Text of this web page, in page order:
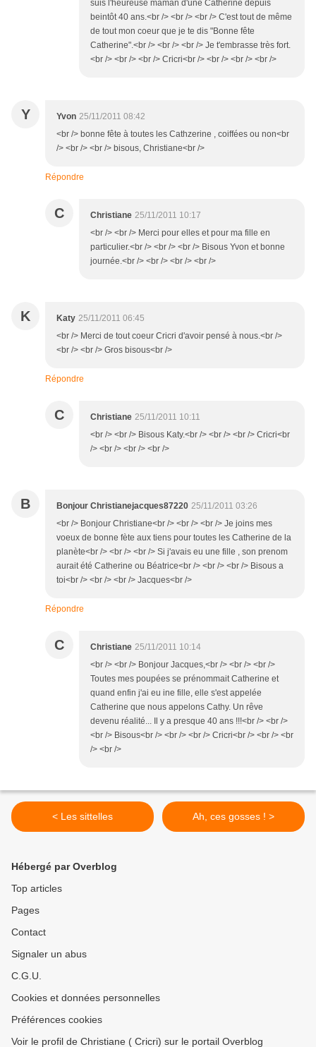
suis l'heureuse maman d'une Catherine depuis
beintôt 40 ans.<br /> <br /> <br /> C'est tout de même
de tout mon coeur que je te dis "Bonne fête
Catherine".<br /> <br /> <br /> Je t'embrasse très fort.
<br /> <br /> <br /> Cricri<br /> <br /> <br /> <br />
Y Yvon 25/11/2011 08:42
<br /> bonne fête à toutes les Cathzerine , coiffées ou non<br
/> <br /> <br /> bisous, Christiane<br />
Répondre
C Christiane 25/11/2011 10:17
<br /> <br /> Merci pour elles et pour ma fille en
particulier.<br /> <br /> <br /> Bisous Yvon et bonne
journée.<br /> <br /> <br /> <br />
K Katy 25/11/2011 06:45
<br /> Merci de tout coeur Cricri d'avoir pensé à nous.<br />
<br /> <br /> Gros bisous<br />
Répondre
C Christiane 25/11/2011 10:11
<br /> <br /> Bisous Katy.<br /> <br /> <br /> Cricri<br
/> <br /> <br /> <br />
B Bonjour Christianejacques87220 25/11/2011 03:26
<br /> Bonjour Christiane<br /> <br /> <br /> Je joins mes
voeux de bonne fète aux tiens pour toutes les Catherine de la
planète<br /> <br /> <br /> Si j'avais eu une fille , son prenom
aurait été Catherine ou Béatrice<br /> <br /> <br /> Bisous a
toi<br /> <br /> <br /> Jacques<br />
Répondre
C Christiane 25/11/2011 10:14
<br /> <br /> Bonjour Jacques,<br /> <br /> <br />
Toutes mes poupées se prénommait Catherine et
quand enfin j'ai eu ine fille, elle s'est appelée
Catherine que nous appelons Cathy. Un rêve
devenu réalité... Il y a presque 40 ans !!!<br /> <br />
<br /> Bisous<br /> <br /> <br /> Cricri<br /> <br /> <br
/> <br />
< Les sittelles Ah, ces gosses ! >
Hébergé par Overblog
Top articles
Pages
Contact
Signaler un abus
C.G.U.
Cookies et données personnelles
Préférences cookies
Voir le profil de Christiane ( Cricri) sur le portail Overblog